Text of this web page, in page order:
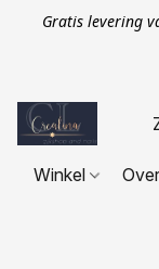
Gratis levering
Winkel Over